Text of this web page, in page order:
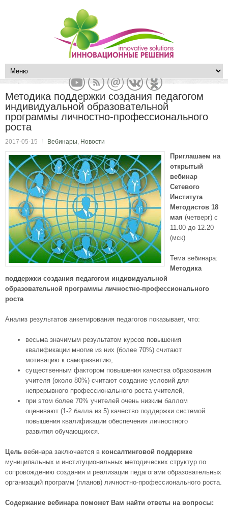
Методика поддержки создания педагогом
индивидуальной образовательной
программы личностно-профессионального
роста
2017-05-15 Вебинары, Новости
Приглашаем на
открытый
вебинар
Сетевого
Института
Методистов 18
мая (четверг) с
11.00 до 12.20
(мск)
Тема вебинара:
Методика
поддержки создания педагогом индивидуальной
образовательной программы личностно-профессионального
роста
Анализ результатов анкетирования педагогов показывает, что:
весьма значимым результатом курсов повышения
квалификации многие из них (более 70%) считают
мотивацию к саморазвитию,
существенным фактором повышения качества образования
учителя (около 80%) считают создание условий для
непрерывного профессионального роста учителей,
при этом более 70% учителей очень низким баллом
оценивают (1-2 балла из 5) качество поддержки системой
повышения квалификации обеспечения личностного
развития обучающихся.
Цель вебинара заключается в консалтинговой поддержке
муниципальных и институциональных методических структур по
сопровождению создания и реализации педагогами образовательных
организаций программ (планов) личностно-профессионального роста.
Содержание вебинара поможет Вам найти ответы на вопросы: